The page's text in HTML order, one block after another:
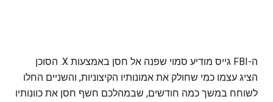
ה-FBI גייס מודיע סמוי שפנה אל חסן באמצעות X. הסוכן
הציג עצמו כמי שחולק את אמונותיו הקיצוניות, והשניים החלו
לשוחח במשך כמה חודשים, שבמהלכם חשף חסן את כוונותיו